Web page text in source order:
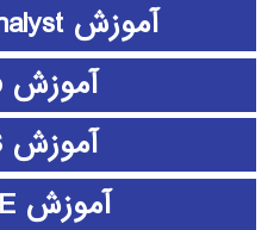
آموزش Frontier Analyst
آموزش github
آموزش HFSS
آموزش HSPICE